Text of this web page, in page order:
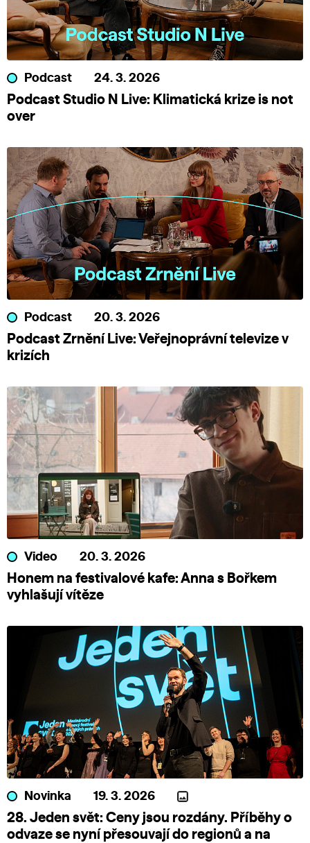
Podcast 24. 3. 2026
Podcast Studio N Live: Klimatická krize is not
over
Podcast 20. 3. 2026
Podcast Zrnění Live: Veřejnoprávní televize v
krizích
Video 20. 3. 2026
Honem na festivalové kafe: Anna s Bořkem
vyhlašují vítěze
Novinka 19. 3. 2026
28. Jeden svět: Ceny jsou rozdány. Příběhy o
odvaze se nyní přesouvají do regionů a na